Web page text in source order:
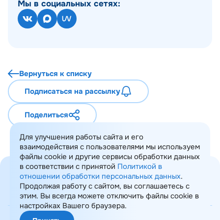
Мы в социальных сетях:
Вернуться к списку
Подписаться на рассылку
Поделиться
Для улучшения работы сайта и его
взаимодействия с пользователями мы используем
файлы cookie и другие сервисы обработки данных
в соответствии с принятой Политикой в
отношении обработки персональных данных.
Продолжая работу с сайтом, вы соглашаетесь с
этим. Вы всегда можете отключить файлы cookie в
настройках Вашего браузера.
Карта сайта